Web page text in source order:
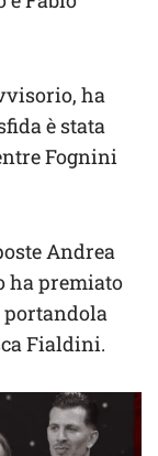
ha
è stata
Fognini
Andrea
ha premiato
portandola
Fialdini.